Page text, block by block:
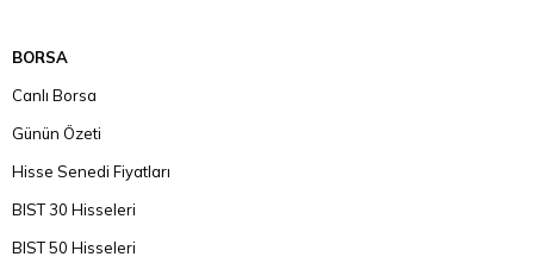
BORSA
Canlı Borsa
Günün Özeti
Hisse Senedi Fiyatları
BIST 30 Hisseleri
BIST 50 Hisseleri